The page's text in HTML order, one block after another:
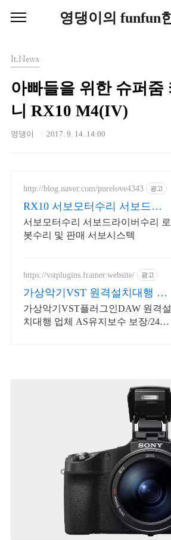
영댕이의 funfun
It.News
아빠들을 위한 슈퍼줌
니 RX10 M4(IV)
영댕이 2017. 9. 14. 14:00
http://blog.naver.com/purelove4343 광고
RX10 서보모터수리 서보드라
이버수리
서보모터수리 서보드라이버수리 로
봇수리 및 판매 서보시스텍
https://vstplugins.framer.website/ 광고
가상악기VST 원격설치대행 가
상악기플러그인 원격설치대행
가상악기VST플러그인DAW 원격설
치대행 업체 AS유지보수 보장/24시